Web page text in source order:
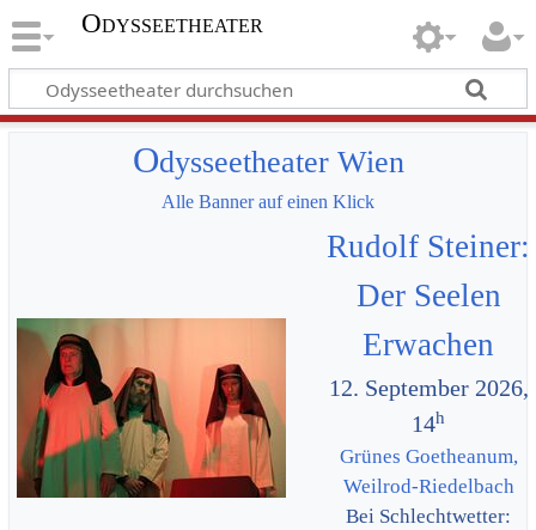
Odysseetheater
Odysseetheater Wien
Alle Banner auf einen Klick
Rudolf Steiner:
Der Seelen
Erwachen
12. September 2026,
14h
Grünes Goetheanum,
Weilrod-Riedelbach
Bei Schlechtwetter: